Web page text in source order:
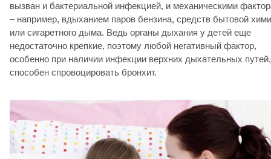
вызван и бактериальной инфекцией, и механическими
– например, вдыханием паров бензина, средств бытовой
или сигаретного дыма. Ведь органы дыхания у детей еще
недостаточно крепкие, поэтому любой негативный фактор,
особенно при наличии инфекции верхних дыхательных путей,
способен спровоцировать бронхит.